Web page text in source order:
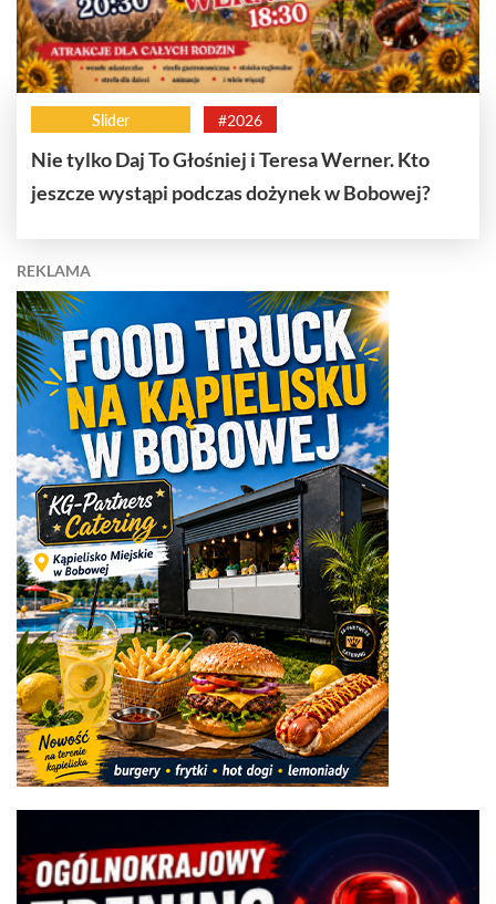
Slider #2026
Nie tylko Daj To Głośniej i Teresa Werner. Kto
jeszcze wystąpi podczas dożynek w Bobowej?
REKLAMA